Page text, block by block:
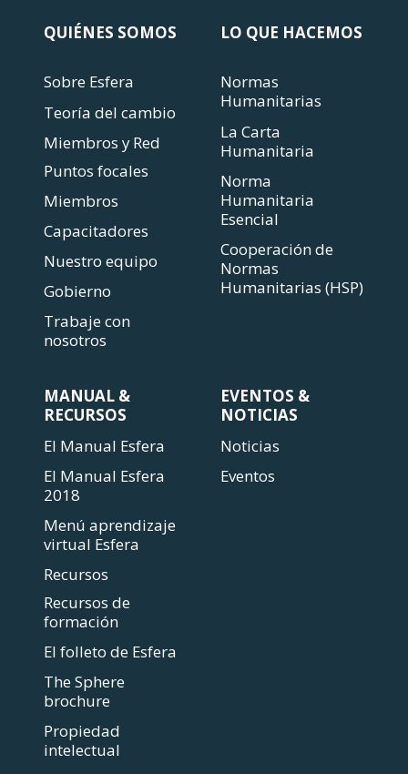
QUIÉNES SOMOS
Sobre Esfera
Teoría del cambio
Miembros y Red
Puntos focales
Miembros
Capacitadores
Nuestro equipo
Gobierno
Trabaje con
nosotros
LO QUE HACEMOS
Normas
Humanitarias
La Carta
Humanitaria
Norma
Humanitaria
Esencial
Cooperación de
Normas
Humanitarias (HSP)
MANUAL &
RECURSOS
El Manual Esfera
El Manual Esfera
2018
Menú aprendizaje
virtual Esfera
Recursos
Recursos de
formación
El folleto de Esfera
The Sphere
brochure
Propiedad
intelectual
EVENTOS &
NOTICIAS
Noticias
Eventos